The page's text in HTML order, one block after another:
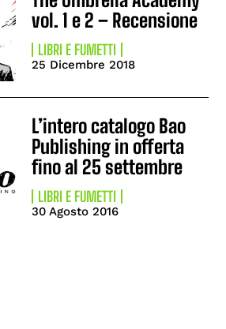
vol. 1 e 2 – Recensione
LIBRI E FUMETTI
25 Dicembre 2018
L’intero catalogo Bao
Publishing in offerta
fino al 25 settembre
LIBRI E FUMETTI
30 Agosto 2016